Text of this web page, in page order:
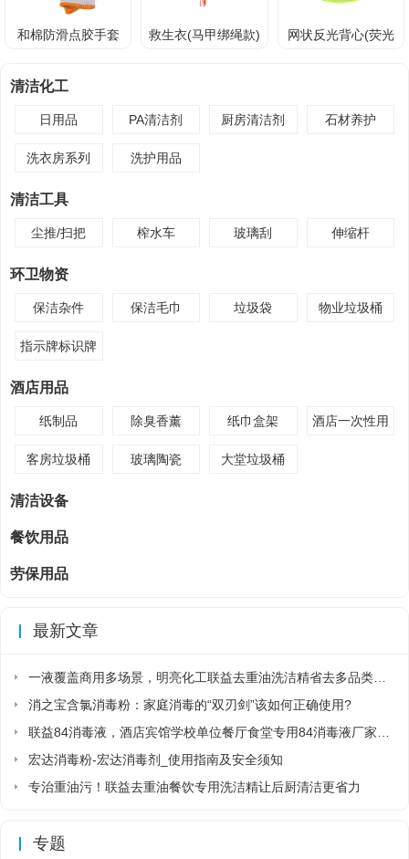
和棉防滑点胶手套 救生衣(马甲绑绳款)
网状反光背心(荧光
清洁化工
日用品 PA清洁剂 厨房清洁剂 石材养护
洗衣房系列 洗护用品
清洁工具
尘推/扫把 榨水车 玻璃刮 伸缩杆
环卫物资
保洁杂件 保洁毛巾 垃圾袋 物业垃圾桶
指示牌标识牌
酒店用品
纸制品 除臭香薰 纸巾盒架
酒店一次性用
客房垃圾桶 玻璃陶瓷 大堂垃圾桶
清洁设备
餐饮用品
劳保用品
最新文章
消之宝含氯消毒粉：家庭消毒的“双刃剑”该如何正确使用?
宏达消毒粉-宏达消毒剂_使用指南及安全须知
专治重油污！联益去重油餐饮专用洗洁精让后厨清洁更省力
专题